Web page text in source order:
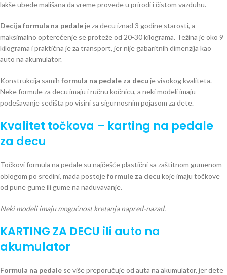
lakše ubede mališana da vreme provede u prirodi i čistom vazduhu.
Decija formula na pedaleje za decu iznad 3 godine starosti, a
maksimalno opterećenje se proteže od 20-30 kilograma. Težina je oko 9
kilograma i praktična je za transport, jer nije gabaritnih dimenzija kao
auto na akumulator.
Konstrukcija samih formula na pedale za decu je visokog kvaliteta.
Neke formule za decu imaju i ručnu kočnicu, a neki modeli imaju
podešavanje sedišta po visini sa sigurnosnim pojasom za dete.
Kvalitet točkova – karting na pedale
za decu
Točkovi formula na pedale su najčešće plastični sa zaštitnom gumenom
oblogom po sredini, mada postojeformule za decu koje imaju točkove
od pune gume ili gume na naduvavanje.
Neki modeli imaju mogućnost kretanja napred-nazad.
KARTING ZA DECU ili auto na
akumulator
Formula na pedale se više preporučuje od auta na akumulator, jer dete